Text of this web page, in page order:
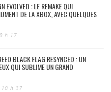
EVOLVED : LE REMAKE QUI
DE LA XBOX, AVEC QUELQUES
h 17
BLACK FLAG RESYNCED : UN
QUI SUBLIME UN GRAND
10 h 37